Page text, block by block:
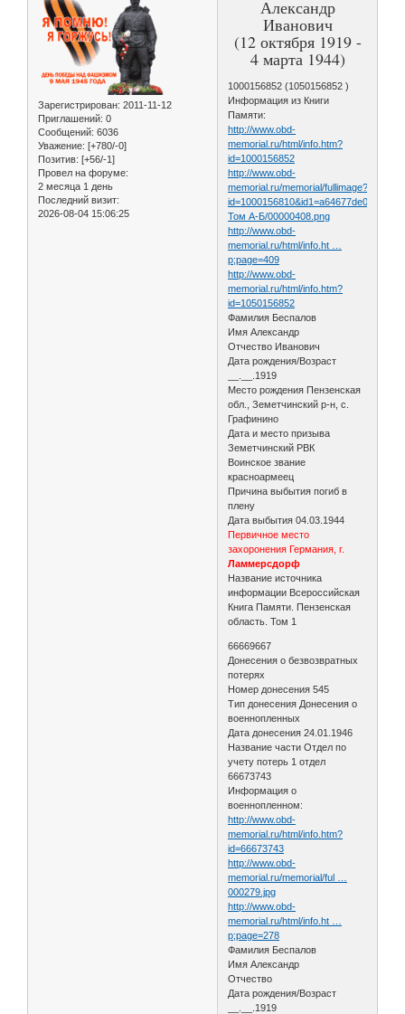
Зарегистрирован: 2011-11-12
Приглашений: 0
Сообщений: 6036
Уважение: [+780/-0]
Позитив: [+56/-1]
Провел на форуме:
2 месяца 1 день
Последний визит:
2026-08-04 15:06:25
Александр
Иванович
(12 октября 1919 -
4 марта 1944)
1000156852 (1050156852 )
Информация из Книги
Памяти:
http://www.obd-
memorial.ru/html/info.htm?
id=1000156852
http://www.obd-
memorial.ru/memorial/fullimage?
Том А-Б/00000408.png
http://www.obd-
memorial.ru/html/info.ht …
p;page=409
http://www.obd-
memorial.ru/html/info.htm?
id=1050156852
Фамилия Беспалов
Имя Александр
Отчество Иванович
Дата рождения/Возраст
__.__.1919
Место рождения Пензенская
обл., Земетчинский р-н, с.
Графинино
Дата и место призыва
Земетчинский РВК
Воинское звание
красноармеец
Причина выбытия погиб в
плену
Дата выбытия 04.03.1944
Первичное место
захоронения Германия, г.
Ламмерсдорф
Название источника
информации Всероссийская
Книга Памяти. Пензенская
область. Том 1
66669667
Донесения о безвозвратных
потерях
Номер донесения 545
Тип донесения Донесения о
военнопленных
Дата донесения 24.01.1946
Название части Отдел по
учету потерь 1 отдел
66673743
Информация о
военнопленном:
http://www.obd-
memorial.ru/html/info.htm?
id=66673743
http://www.obd-
memorial.ru/memorial/ful …
000279.jpg
http://www.obd-
memorial.ru/html/info.ht …
p;page=278
Фамилия Беспалов
Имя Александр
Отчество
Дата рождения/Возраст
__.__.1919